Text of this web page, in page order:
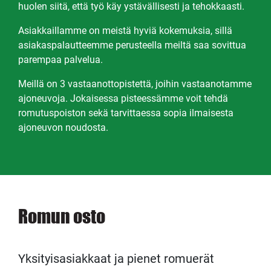
huolen siitä, että työ käy ystävällisesti ja tehokkaasti.
Asiakkaillamme on meistä hyviä kokemuksia, sillä
asiakaspalautteemme perusteella meiltä saa sovittua
parempaa palvelua.
Meillä on 3 vastaanottopistettä, joihin vastaanotamme
ajoneuvoja. Jokaisessa pisteessämme voit tehdä
romutuspoiston sekä tarvittaessa sopia ilmaisesta
ajoneuvon noudosta.
Romun osto
Yksityisasiakkaat ja pienet romuerät